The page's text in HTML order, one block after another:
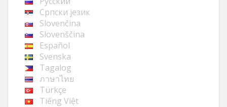
Cрпски језик
Slovenčina
Slovenščina
Español
Svenska
Tagalog
ภาษาไทย
Türkçe
Tiếng Việt